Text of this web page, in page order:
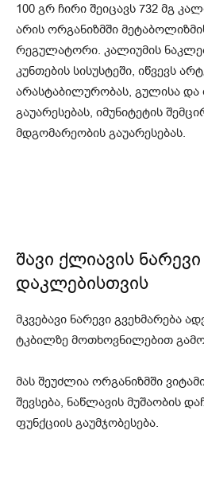
100 გრ ჩირი შეიცავს 732 მგ
არის ორგანიზმში
რეგულატორი. კალიუმის
კუნთების სისუსტეში, იწვევს
არასტაბილურობას, გულისა
გაუარესებას, იმუნიტეტის
მდგომარეობის გაუარესებას.
შავი ქლიავის
დაკლებისთვის
მკვებავი ნარევი გვეხმარება
ტკბილზე მოთხოვნილებით
მას შეუძლია ორგანიზმში
შევსება, ნაწლავის მუშაობის
ფუნქციის გაუმჯობესება.